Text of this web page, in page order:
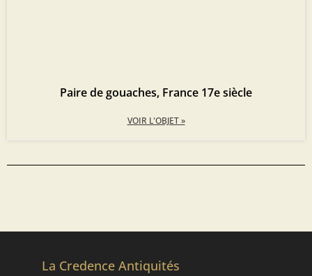
Paire de gouaches, France 17e siècle
VOIR L'OBJET »
La Credence Antiquités